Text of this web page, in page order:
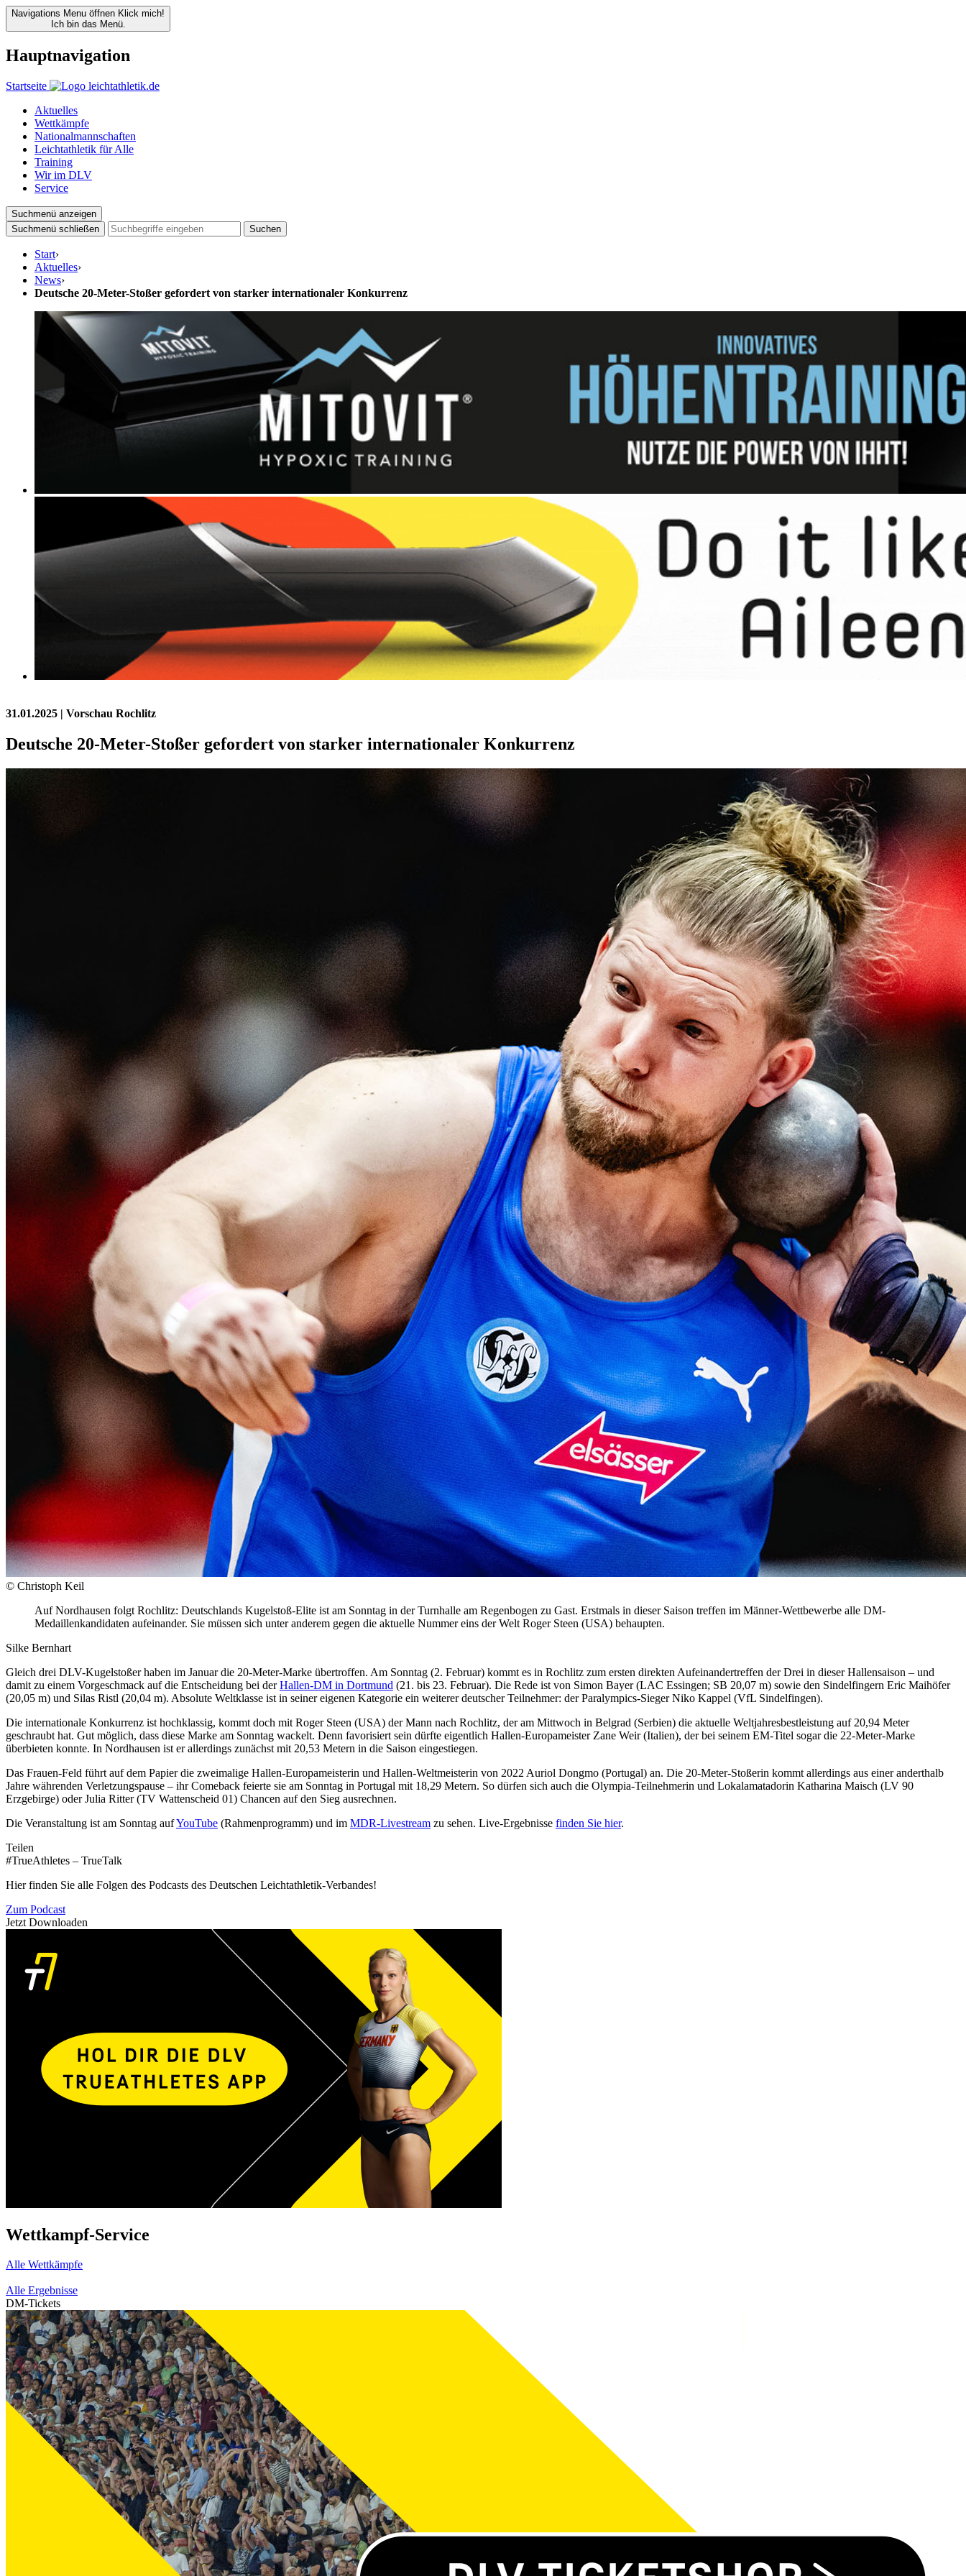
Navigations Menu öffnen Klick mich!
Ich bin das Menü.
Hauptnavigation
Startseite
Aktuelles
Wettkämpfe
Nationalmannschaften
Leichtathletik für Alle
Training
Wir im DLV
Service
Suchmenü anzeigen
Suchmenü schließen
Suchen
Start›
Aktuelles›
News›
Deutsche 20-Meter-Stoßer gefordert von starker internationaler Konkurrenz
31.01.2025 | Vorschau Rochlitz
Deutsche 20-Meter-Stoßer gefordert von starker internationaler Konkurrenz
© Christoph Keil
Auf Nordhausen folgt Rochlitz: Deutschlands Kugelstoß-Elite ist am Sonntag in der Turnhalle am Regenbogen zu Gast. Erstmals in dieser Saison treffen im Männer-Wettbewerbe alle DM-
Medaillenkandidaten aufeinander. Sie müssen sich unter anderem gegen die aktuelle Nummer eins der Welt Roger Steen (USA) behaupten.
Silke Bernhart
Gleich drei DLV-Kugelstoßer haben im Januar die 20-Meter-Marke übertroffen. Am Sonntag (2. Februar) kommt es in Rochlitz zum ersten direkten Aufeinandertreffen der Drei in dieser Hallensaison – und
damit zu einem Vorgeschmack auf die Entscheidung bei derHallen-DM in Dortmund (21. bis 23. Februar). Die Rede ist von Simon Bayer (LAC Essingen; SB 20,07 m) sowie den Sindelfingern Eric Maihöfer
(20,05 m) und Silas Ristl (20,04 m). Absolute Weltklasse ist in seiner eigenen Kategorie ein weiterer deutscher Teilnehmer: der Paralympics-Sieger Niko Kappel (VfL Sindelfingen).
Die internationale Konkurrenz ist hochklassig, kommt doch mit Roger Steen (USA) der Mann nach Rochlitz, der am Mittwoch in Belgrad (Serbien) die aktuelle Weltjahresbestleistung auf 20,94 Meter
geschraubt hat. Gut möglich, dass diese Marke am Sonntag wackelt. Denn favorisiert sein dürfte eigentlich Hallen-Europameister Zane Weir (Italien), der bei seinem EM-Titel sogar die 22-Meter-Marke
überbieten konnte. In Nordhausen ist er allerdings zunächst mit 20,53 Metern in die Saison eingestiegen.
Das Frauen-Feld führt auf dem Papier die zweimalige Hallen-Europameisterin und Hallen-Weltmeisterin von 2022 Auriol Dongmo (Portugal) an. Die 20-Meter-Stoßerin kommt allerdings aus einer anderthalb
Jahre währenden Verletzungspause – ihr Comeback feierte sie am Sonntag in Portugal mit 18,29 Metern. So dürfen sich auch die Olympia-Teilnehmerin und Lokalamatadorin Katharina Maisch (LV 90
Erzgebirge) oder Julia Ritter (TV Wattenscheid 01) Chancen auf den Sieg ausrechnen.
Die Veranstaltung ist am Sonntag aufYouTube (Rahmenprogramm) und im MDR-Livestream zu sehen. Live-Ergebnisse finden Sie hier.
Teilen
#TrueAthletes – TrueTalk
Hier finden Sie alle Folgen des Podcasts des Deutschen Leichtathletik-Verbandes!
Zum Podcast
Jetzt Downloaden
Wettkampf-Service
Alle Wettkämpfe
Alle Ergebnisse
DM-Tickets